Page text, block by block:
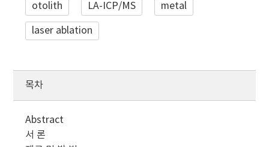
otolith LA-ICP/MS metal
laser ablation
목차
Abstract
서 론